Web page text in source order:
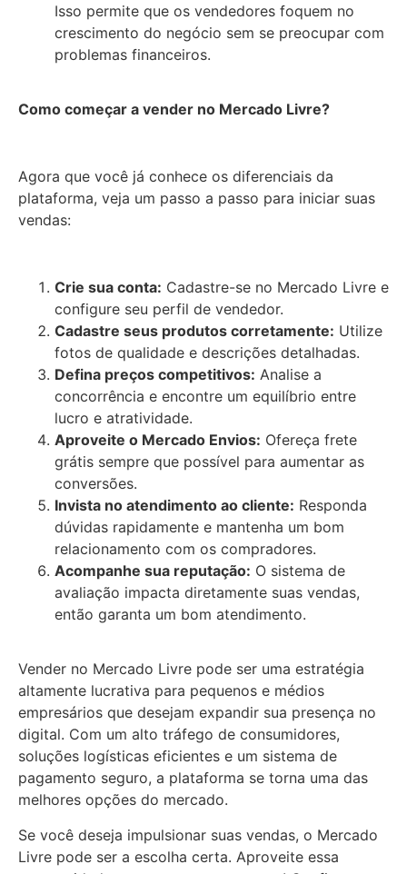
Isso permite que os vendedores foquem no
crescimento do negócio sem se preocupar com
problemas financeiros.
Como começar a vender no Mercado Livre?
Agora que você já conhece os diferenciais da
plataforma, veja um passo a passo para iniciar suas
vendas:
Crie sua conta: Cadastre-se no Mercado Livre e
configure seu perfil de vendedor.
Cadastre seus produtos corretamente: Utilize
fotos de qualidade e descrições detalhadas.
Defina preços competitivos: Analise a
concorrência e encontre um equilíbrio entre
lucro e atratividade.
Aproveite o Mercado Envios: Ofereça frete
grátis sempre que possível para aumentar as
conversões.
Invista no atendimento ao cliente: Responda
dúvidas rapidamente e mantenha um bom
relacionamento com os compradores.
Acompanhe sua reputação: O sistema de
avaliação impacta diretamente suas vendas,
então garanta um bom atendimento.
Vender no Mercado Livre pode ser uma estratégia
altamente lucrativa para pequenos e médios
empresários que desejam expandir sua presença no
digital. Com um alto tráfego de consumidores,
soluções logísticas eficientes e um sistema de
pagamento seguro, a plataforma se torna uma das
melhores opções do mercado.
Se você deseja impulsionar suas vendas, o Mercado
Livre pode ser a escolha certa. Aproveite essa